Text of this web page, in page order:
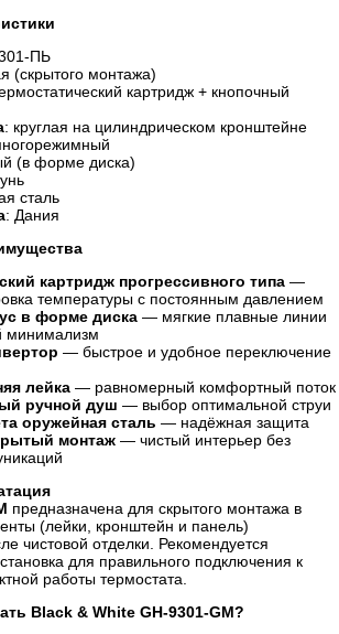
ПЬ
(скрытого монтажа)
картридж + кнопочный
: круглая на цилиндрическом кронштейне
(в форме диска)
сталь
: Дания
картридж прогрессивного типа —
температуры с постоянным давлением
в форме диска — мягкие плавные линии
минимализм
— быстрое и удобное переключение
лейка — равномерный комфортный поток
ручной душ — выбор оптимальной струи
оружейная сталь — надёжная защита
монтаж — чистый интерьер без
предназначена для скрытого монтажа в
(лейки, кронштейн и панель)
чистовой отделки. Рекомендуется
для правильного подключения к
работы термостата.
Black & White GH-9301-GM?